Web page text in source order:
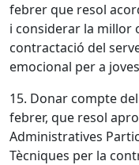
febrer que resol
i considerar la millor
contractació del
emocional per a
15. Donar compte
febrer, que resol
Administratives
Tècniques per la